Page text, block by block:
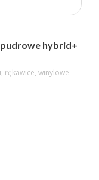
hybrid+
, rękawice,winylowe